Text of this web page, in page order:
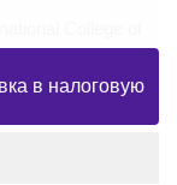
в налоговую
учебного центра